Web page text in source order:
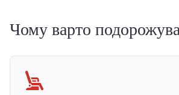
Чому варто